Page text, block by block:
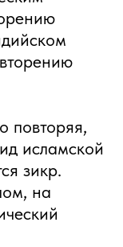
повторяя,
исламской
зикр.
на